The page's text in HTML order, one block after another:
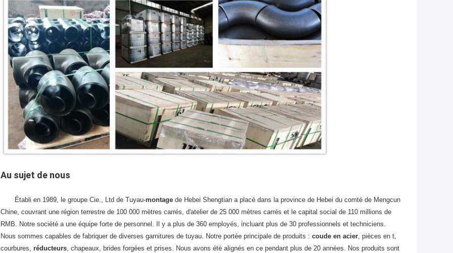
Au sujet de nous
Établi en 1989, le groupe Cie., Ltd de Tuyau-montage de Hebei Shengtian a placé dans la province de Hebei du comté de Mengcun
Chine, couvrant une région terrestre de 100 000 mètres carrés, d'atelier de 25 000 mètres carrés et le capital social de 110 millions de
RMB. Notre société a une équipe forte de personnel. Il y a plus de 360 employés, incluant plus de 30 professionnels et techniciens.
Nous sommes capables de fabriquer de diverses garnitures de tuyau. Notre portée principale de produits : coude en acier, pièces en t,
courbures, réducteurs, chapeaux, brides forgées et prises. Nous avons été alignés en ce pendant plus de 20 années. Nos produits sont